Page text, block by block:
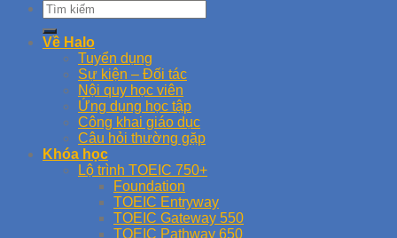
Về Halo
Tuyển dụng
Sự kiện – Đối tác
Nội quy học viên
Ứng dụng học tập
Công khai giáo dục
Câu hỏi thường gặp
Khóa học
Lộ trình TOEIC 750+
Foundation
TOEIC Entryway
TOEIC Gateway 550
TOEIC Pathway 650